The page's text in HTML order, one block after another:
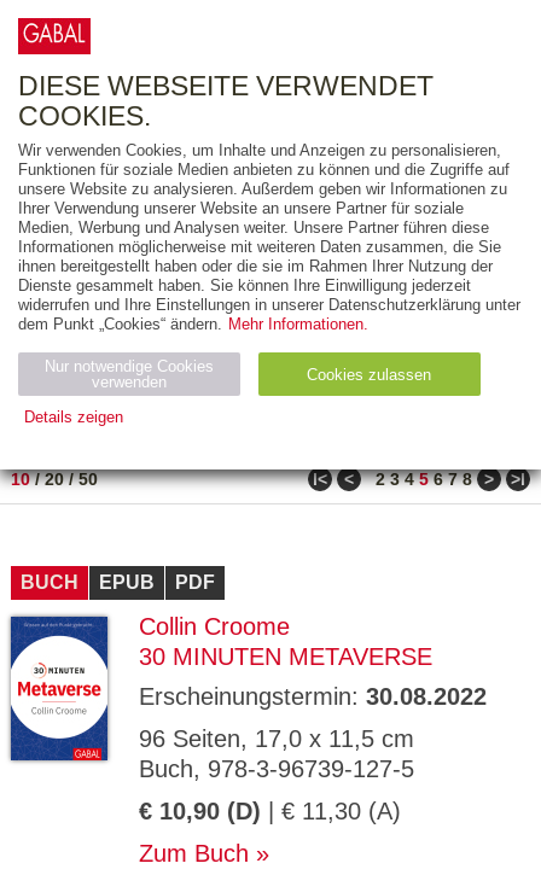
FREITEXT
AUSGABEART
AUS DER REIHE
ZUM THEMA
Neuerscheinung
Bestseller
PREIS
10/20/50 ǀ< < 2 3 4 5 6 7 8 > >ǀ
BUCH EPUB PDF
Collin Croome
30 MINUTEN METAVERSE
Erscheinungstermin: 30.08.2022
96 Seiten, 17,0 x 11,5 cm
Buch, 978-3-96739-127-5
€ 10,90 (D) | € 11,30 (A)
Zum Buch
DIESE WEBSEITE VERWENDET
COOKIES.
Wir verwenden Cookies, um Inhalte und Anzeigen zu personalisieren,
Funktionen für soziale Medien anbieten zu können und die Zugriffe auf
unsere Website zu analysieren. Außerdem geben wir Informationen zu
Ihrer Verwendung unserer Website an unsere Partner für soziale
Medien, Werbung und Analysen weiter. Unsere Partner führen diese
Informationen möglicherweise mit weiteren Daten zusammen, die Sie
ihnen bereitgestellt haben oder die sie im Rahmen Ihrer Nutzung der
Dienste gesammelt haben. Sie können Ihre Einwilligung jederzeit
widerrufen und Ihre Einstellungen in unserer Datenschutzerklärung unter
dem Punkt „Cookies“ ändern. Mehr Informationen.
Nur notwendige Cookies
verwenden
Cookies zulassen
Details zeigen
Name Zweck
Ty
ESSION
_ID
verlag.
de
Session verwendet
GV_CO
gabal-
verlag.
de
Speichert den Zustimmungsstatus des
Domäne.